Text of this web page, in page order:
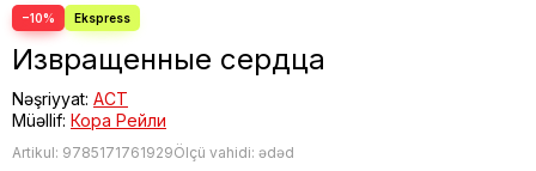
−10%
Извращенные сердца
Nəşriyyat: АСТ
Müəllif: Кора Рейли
Artikul: 9785171761929Ölçü vahidi: ədəd